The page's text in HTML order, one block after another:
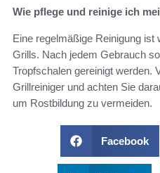
Wie pflege und reinige ich
Eine regelmäßige Reinigung ist
Grills. Nach jedem Gebrauch
Tropfschalen gereinigt werden.
Grillreiniger und achten Sie
um Rostbildung zu vermeiden.
Facebook